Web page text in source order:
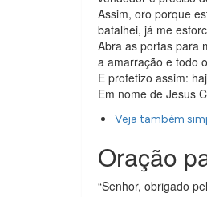
Assim, oro porque
batalhei, já me
Abra as portas para
a amarração e todo
E profetizo assim:
Em nome de Jesus
Veja também
Oração
“Senhor, obrigado